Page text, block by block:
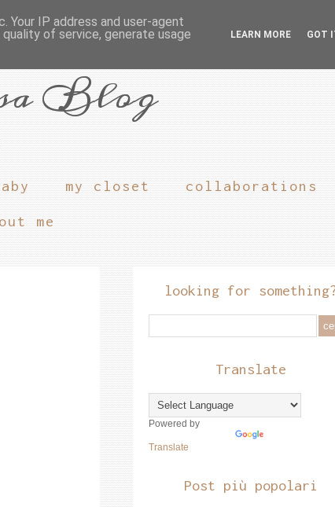
Blog
my closet collaborations
me
looking for
Translate
Powered by
Translate
Post più popolari
IP address and user-agent
of service, generate usage
LEARN MORE GOT